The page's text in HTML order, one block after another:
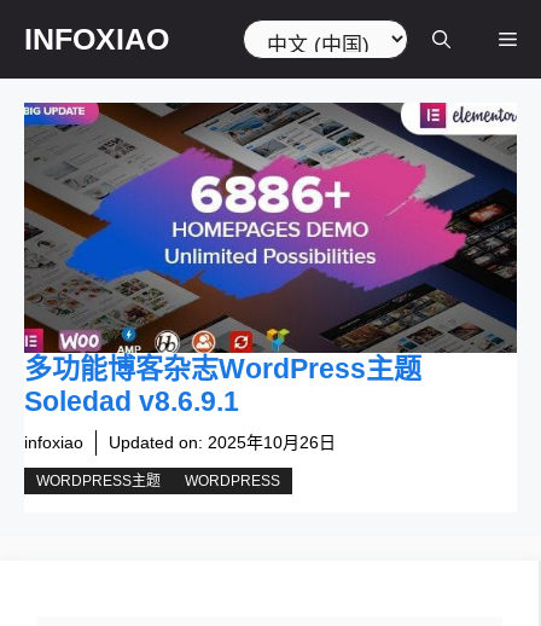
内
INFOXIAO 菜
单
选
择
语
言
多功能博客杂志WordPress主题
Soledad v8.6.9.1
infoxiao Updated on: 2025年10月26日
WORDPRESS主题 WORDPRESS